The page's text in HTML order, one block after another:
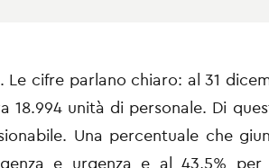
Le cifre parlano chiaro: al 31
unità di personale. Di
Una percentuale che
e urgenza e al 43,5%